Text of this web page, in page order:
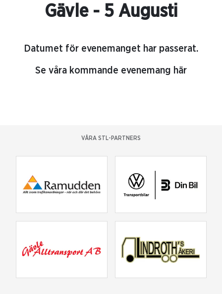
Gävle - 5 Augusti
Datumet för evenemanget har passerat.
Se våra kommande evenemang här
VÅRA STL-PARTNERS